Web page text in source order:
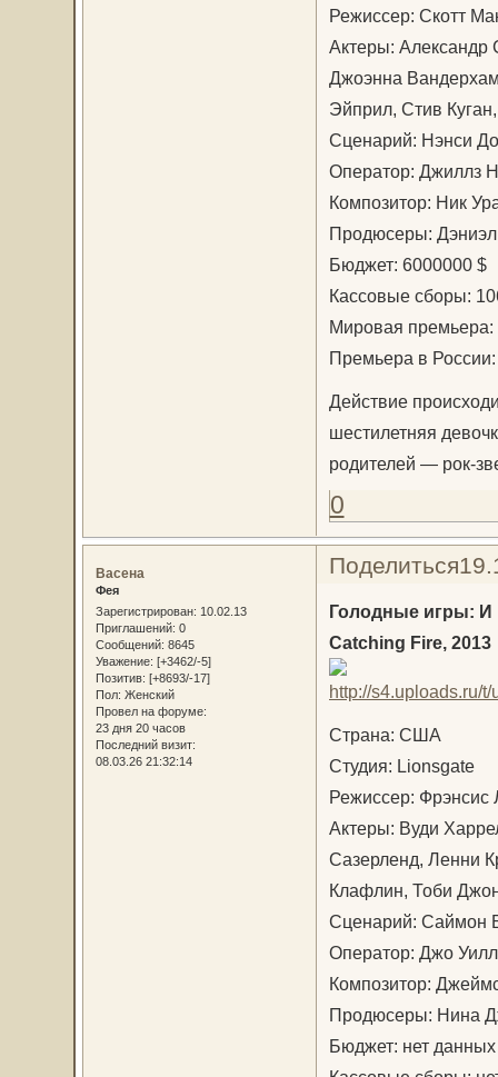
Режиссер: Скотт
Актеры: Александр
Джоэнна
Эйприл, Стив
Сценарий: Нэнси
Оператор: Джиллз
Композитор: Ник
Продюсеры: Дэниэл
Бюджет: 6000000 $
Кассовые сборы:
Мировая премьера:
Премьера в
Действие
шестилетняя
родителей — рок-
0
Поделиться
Васена
Фея
Зарегистрирован: 10.02.13
Приглашений: 0
Сообщений: 8645
Уважение: [+3462/-5]
Позитив: [+8693/-17]
Пол: Женский
Провел на форуме:
23 дня 20 часов
Последний визит:
08.03.26 21:32:14
Голодные игры:
Catching Fire, 2013
Страна: США
Студия: Lionsgate
Режиссер: Фрэнсис
Актеры: Вуди
Сазерленд, Ленни
Клафлин, Тоби
Сценарий: Саймон
Оператор: Джо
Композитор:
Продюсеры: Нина
Бюджет: нет данных